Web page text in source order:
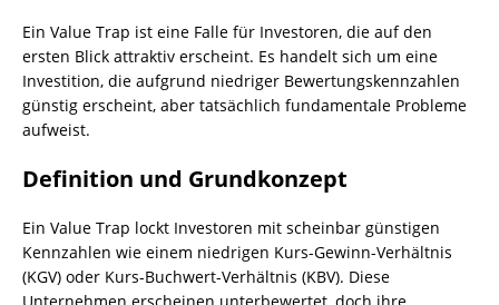
Ein Value Trap ist eine Falle für Investoren, die auf den
ersten Blick attraktiv erscheint. Es handelt sich um eine
Investition, die aufgrund niedriger Bewertungskennzahlen
günstig erscheint, aber tatsächlich fundamentale Probleme
aufweist.
Definition und Grundkonzept
Ein Value Trap lockt Investoren mit scheinbar günstigen
Kennzahlen wie einem niedrigen Kurs-Gewinn-Verhältnis
(KGV) oder Kurs-Buchwert-Verhältnis (KBV). Diese